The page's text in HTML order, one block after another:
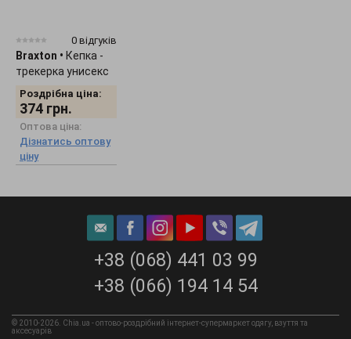
0 відгуків
Braxton • Кепка -
трекерка унисекс
"Smile" 1536
Роздрібна ціна:
374 грн.
Оптова ціна:
Дізнатись оптову
ціну
+38 (068) 441 03 99
+38 (066) 194 14 54
© 2010-2026. Chia.ua - оптово-роздрібний інтернет-супермаркет одягу, взуття та
аксесуарів